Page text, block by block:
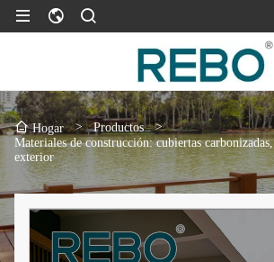
Hogar > Productos
>
Materiales de construcción: cubiertas
exterior